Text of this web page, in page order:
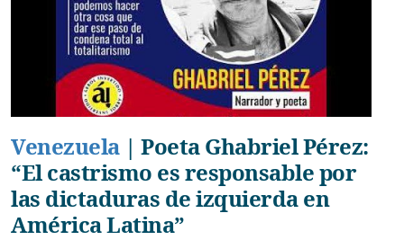
Venezuela| Poeta Ghabriel Pérez:
“El castrismo es responsable por
las dictaduras de izquierda en
América Latina”